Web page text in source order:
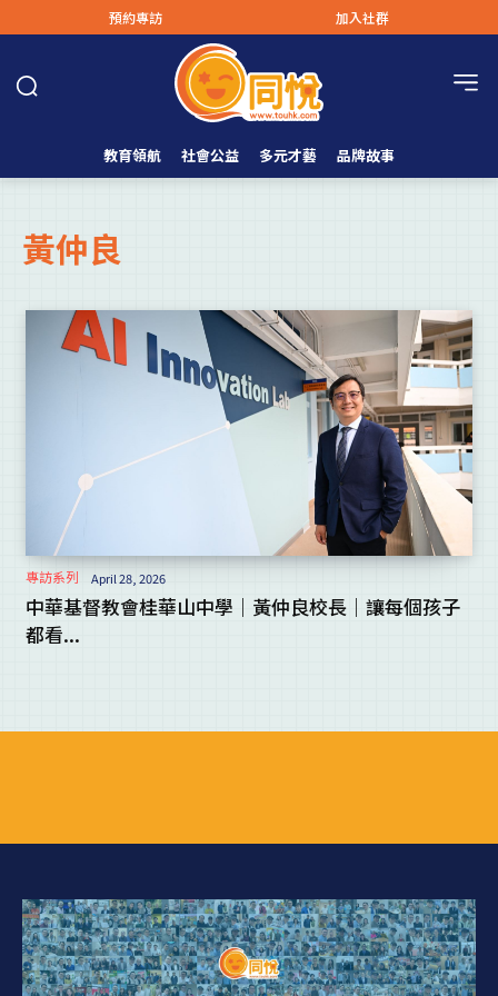
預約專訪 加入社群
教育領航 社會公益 多元才藝 品牌故事
黃仲良
專訪系列 April 28, 2026
中華基督教會桂華山中學｜黃仲良校長｜讓每個孩子
都看...